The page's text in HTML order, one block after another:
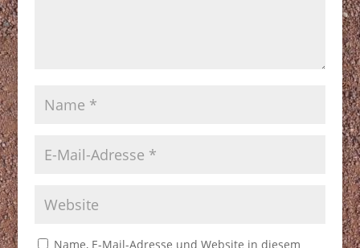
Name, E-Mail-Adresse und Website in diesem